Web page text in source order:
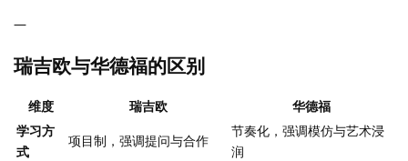
—
瑞吉欧与华德福的区别
维度 瑞吉欧
华德福
学习方
式
项目制，强调提问与合作
节奏化，强调模仿与艺术浸
润